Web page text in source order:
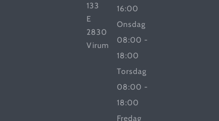
133
E
2830
Virum
16:00
Onsdag
08:00 -
18:00
Torsdag
08:00 -
18:00
Fredag